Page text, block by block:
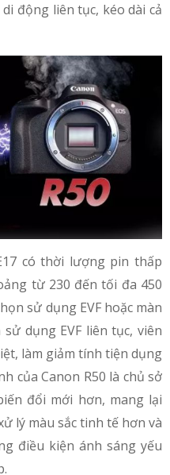
động liên tục, kéo dài cả
có thời lượng pin thấp
từ 230 đến tối đa 450
sử dụng EVF hoặc màn
dụng EVF liên tục, viên
làm giảm tính tiện dụng
của Canon R50 là chủ sở
đổi mới hơn, mang lại
lý màu sắc tinh tế hơn và
điều kiện ánh sáng yếu